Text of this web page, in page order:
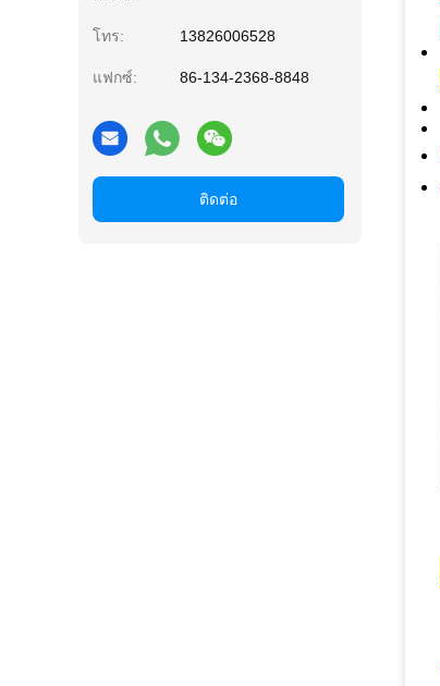
โทร: 13826006528
แฟกซ์: 86-134-2368-8848
ติดต่อ